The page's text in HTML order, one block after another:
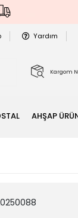
Yardım
Kargom
AHŞAP